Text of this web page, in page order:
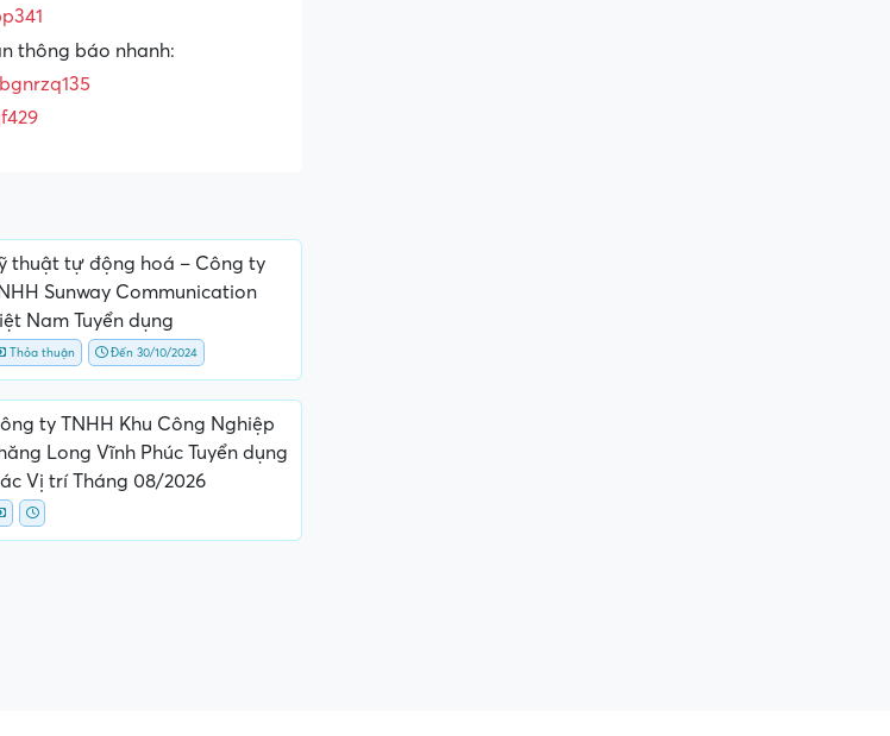
thông báo nhanh:
thuật tự động hoá – Công ty
Sunway Communication
Nam Tuyển dụng
Thỏa thuận Đến 30/10/2024
ty TNHH Khu Công Nghiệp
Long Vĩnh Phúc Tuyển dụng
Vị trí Tháng 08/2026